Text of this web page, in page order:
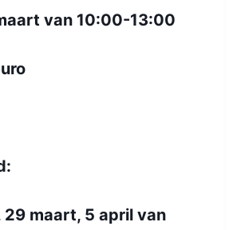
van 10:00-13:00
29 maart, 5 april van